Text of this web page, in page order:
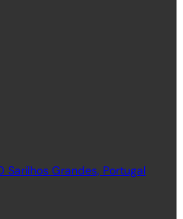
Sarilhos Grandes, Portugal